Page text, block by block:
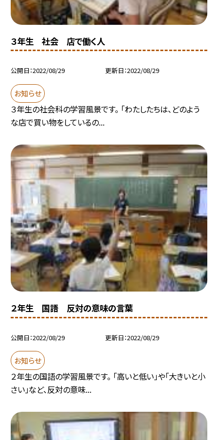
３年生 社会 店で働く人
公開日 2022/08/29 更新日 2022/08/29
お知らせ
３年生の社会科の学習風景です。 「わたしたちは、どのよう
な店で買い物をしているの...
２年生 国語 反対の意味の言葉
公開日 2022/08/29 更新日 2022/08/29
お知らせ
２年生の国語の学習風景です。 「高いと低い」や「大きいと小
さい」など、反対の意味...